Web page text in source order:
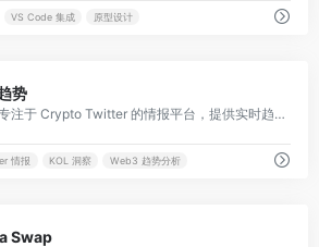
VS Code 集成 原型设计
势
xo2 是一个专注于 Crypto Twitter 的情报平台，提供实时趋势分析、用户关联数据和 Chrome 扩展集成，帮助用户洞察 Web3 社区动态和项目影响力。
情报 KOL 洞察 Web3 趋势分析
Swap